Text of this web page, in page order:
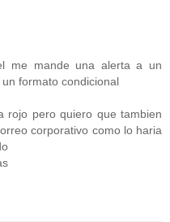
me mande una alerta a un
formato condicional
rojo pero quiero que tambien
corporativo como lo haria